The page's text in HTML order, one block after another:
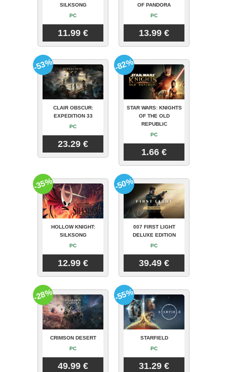
SILKSONG
PC
11.99 €
OF PANDORA
PC
13.99 €
CLAIR OBSCUR:
EXPEDITION 33
PC
23.29 €
-53%
STAR WARS: KNIGHTS
OF THE OLD
REPUBLIC
PC
1.66 €
-82%
HOLLOW KNIGHT:
SILKSONG
PC
12.99 €
-35%
007 FIRST LIGHT
DELUXE EDITION
PC
39.49 €
-50%
CRIMSON DESERT
PC
49.99 €
-28%
STARFIELD
PC
31.29 €
-55%